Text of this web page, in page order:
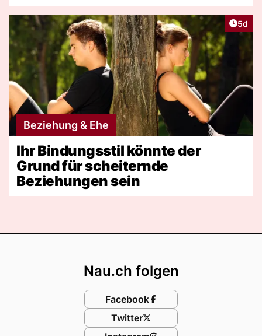
5d
Beziehung & Ehe
Ihr Bindungsstil könnte der
Grund für scheiternde
Beziehungen sein
Nau.ch folgen
Facebook
Twitter